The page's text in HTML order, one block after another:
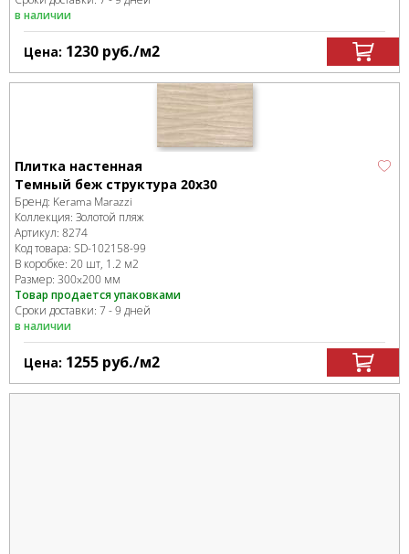
в наличии
Цена: 1230 руб./м2
Плитка настенная
Темный беж структура 20х30
Бренд: Kerama Marazzi
Коллекция: Золотой пляж
Артикул: 8274
Код товара: SD-102158-99
В коробке: 20 шт, 1.2 м2
Размер: 300x200 мм
Товар продается упаковками
Сроки доставки: 7 - 9 дней
в наличии
Цена: 1255 руб./м2